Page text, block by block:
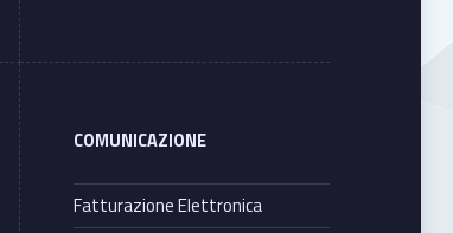
COMUNICAZIONE
Fatturazione Elettronica